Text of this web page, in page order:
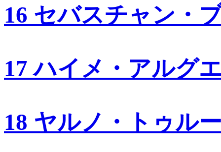
16 セバスチャン・
17 ハイメ・アルグ
18 ヤルノ・トゥル